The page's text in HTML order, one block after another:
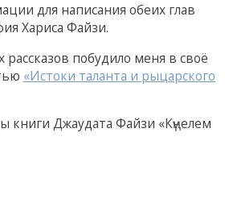
для написания обеих глав
Хариса Файзи.
побудило меня в своё
«Истоки таланта и рыцарского
Джаудата Файзи «Күңелем